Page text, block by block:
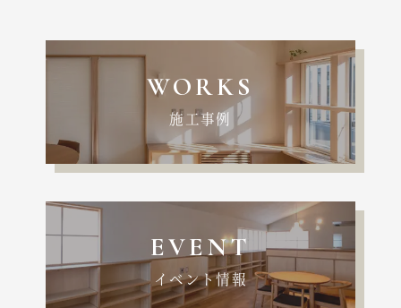
WORKS
施工事例
EVENT
イベント情報